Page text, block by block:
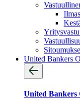
United Bankers
United Bankers